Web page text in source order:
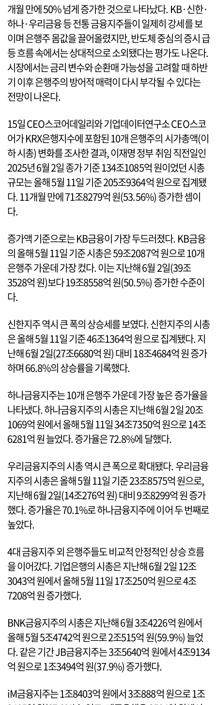
개월 만에 50% 넘게 증가한 것으로 나타났다. KB·신한·
하나·우리금융 등 전통 금융지주들이 일제히 강세를 보
이며 은행주 몸값을 끌어올렸지만, 반도체 중심의 증시 급
등 흐름 속에서는 상대적으로 소외됐다는 평가도 나온다.
시장에서는 금리 변수와 순환매 가능성을 고려할 때 하반
기 이후 은행주의 방어적 매력이 다시 부각될 수 있다는
전망이 나온다.
15일 CEO스코어데일리와 기업데이터연구소 CEO스코
어가 KRX은행지수에 포함된 10개 은행주의 시가총액(이
하 시총) 변화를 조사한 결과, 이재명 정부 취임 직전일인
2025년 6월 2일 종가 기준 134조1085억 원이었던 시총
규모는 올해 5월 11일 기준 205조9364억 원으로 집계됐
다. 11개월 만에 71조8279억 원(53.56%) 증가한 셈이
다.
증가액 기준으로는 KB금융이 가장 두드러졌다. KB금융
의 올해 5월 11일 기준 시총은 59조2087억 원으로 10개
은행주 가운데 가장 컸다. 이는 지난해 6월 2일(39조
3528억 원)보다 19조8558억 원(50.5%) 증가한 수준이
다.
신한지주 역시 큰 폭의 상승세를 보였다. 신한지주의 시총
은 올해 5월 11일 기준 46조1364억 원으로 집계됐다. 지
난해 6월 2일(27조6680억 원) 대비 18조4684억 원 증가
하며 66.8%의 상승률을 기록했다.
하나금융지주는 10개 은행주 가운데 가장 높은 증가율을
나타냈다. 하나금융지주의 시총은 지난해 6월 2일 20조
1069억 원에서 올해 5월 11일 34조7350억 원으로 14조
6281억 원 늘었다. 증가율은 72.8%에 달했다.
우리금융지주의 시총 역시 큰 폭으로 확대됐다. 우리금융
지주의 시총은 올해 5월 11일 기준 23조8575억 원으로,
지난해 6월 2일(14조276억 원) 대비 9조8299억 원 증가
했다. 증가율은 70.1%로 하나금융지주에 이어 두 번째로
높았다.
4대 금융지주 외 은행주들도 비교적 안정적인 상승 흐름
을 이어갔다. 기업은행의 시총은 지난해 6월 2일 12조
3043억 원에서 올해 5월 11일 17조250억 원으로 4조
7208억 원 증가했다.
BNK금융지주의 시총은 지난해 6월 3조4226억 원에서
올해 5월 5조4742억 원으로 2조515억 원(59.9%) 늘었
다. 같은 기간 JB금융지주는 3조5640억 원에서 4조9134
억 원으로 1조3494억 원(37.9%) 증가했다.
iM금융지주는 1조8403억 원에서 3조888억 원으로 1조